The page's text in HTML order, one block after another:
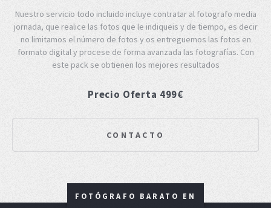
Nuestro servicio todo incluido incluye contratar al fotografo media
jornada, que realice las fotos que le indiqueis y de tiempo, es decir
no limitamos el número de fotos y os entreguemos las fotos en
formato digital y procese de forma avanzada las fotografías. Con
este pack se obtienen los mejores resultados
Precio Oferta 499€
CONTACTO
FOTÓGRAFO BARATO EN